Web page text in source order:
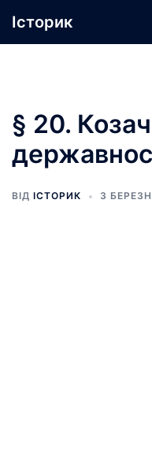
доІсторик
§ 20.
ВІД ІСТОРИК 3